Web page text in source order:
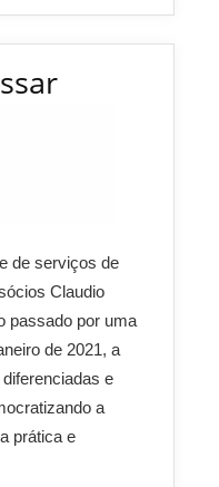
de serviços de
Claudio
passado por uma
de 2021, a
e
a
prática e